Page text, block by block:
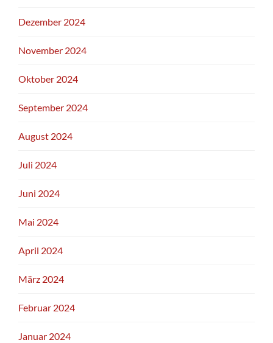
Dezember 2024
November 2024
Oktober 2024
September 2024
August 2024
Juli 2024
Juni 2024
Mai 2024
April 2024
März 2024
Februar 2024
Januar 2024